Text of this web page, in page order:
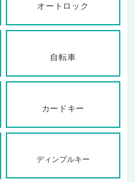
オートロック
自転車
カードキー
ディンプルキー